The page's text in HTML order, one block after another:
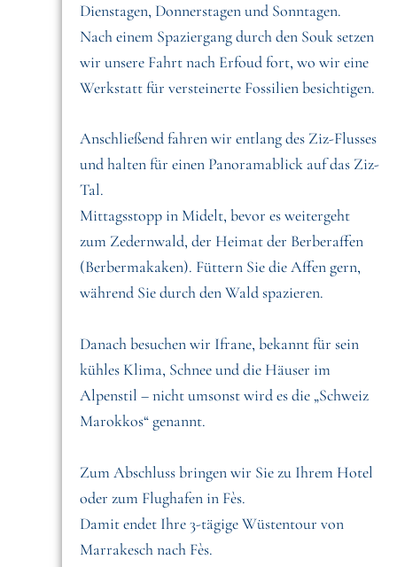
Dienstagen, Donnerstagen und Sonntagen.
Nach einem Spaziergang durch den Souk setzen
wir unsere Fahrt nach Erfoud fort, wo wir eine
Werkstatt für versteinerte Fossilien besichtigen.
Anschließend fahren wir entlang des Ziz-Flusses
und halten für einen Panoramablick auf das Ziz-
Tal.
Mittagsstopp in Midelt, bevor es weitergeht
zum Zedernwald, der Heimat der Berberaffen
(Berbermakaken). Füttern Sie die Affen gern,
während Sie durch den Wald spazieren.
Danach besuchen wir Ifrane, bekannt für sein
kühles Klima, Schnee und die Häuser im
Alpenstil – nicht umsonst wird es die „Schweiz
Marokkos“ genannt.
Zum Abschluss bringen wir Sie zu Ihrem Hotel
oder zum Flughafen in Fès.
Damit endet Ihre 3-tägige Wüstentour von
Marrakesch nach Fès.